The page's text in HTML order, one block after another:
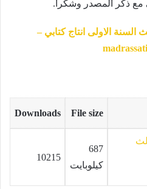
مع ذكر المصدر وشكرا.
السنة الاولى انتاج كتابي –
File size
Downloads
687
كيلوبايت
10215